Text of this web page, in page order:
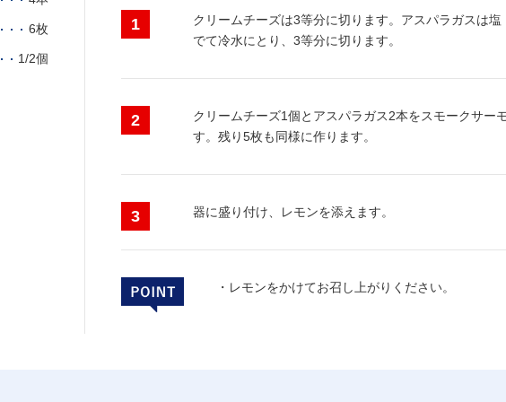
6枚
1/2個
クリームチーズは3等分に切ります。アスパラガスは
でて冷水にとり、3等分に切ります。
クリームチーズ1個とアスパラガス2本をスモークサー
す。残り5枚も同様に作ります。
器に盛り付け、レモンを添えます。
・レモンをかけてお召し上がりください。